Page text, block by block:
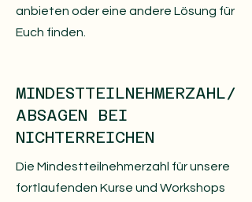
anbieten oder eine andere Lösung für
Euch finden.
MINDESTTEILNEHMERZAHL/
ABSAGEN BEI
NICHTERREICHEN
Die Mindestteilnehmerzahl für unsere
fortlaufenden Kurse und Workshops